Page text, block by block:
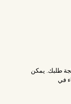
طلبك. يمكن
في